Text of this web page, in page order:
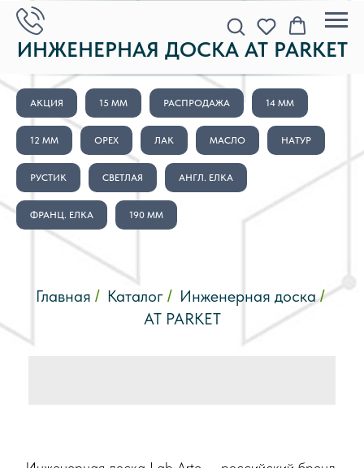
ИНЖЕНЕРНАЯ ДОСКА AT PARKET
АКЦИЯ 15 ММ РАСПРОДАЖА 14 ММ
12 ММ ОРЕХ ЛАК МАСЛО НАТУР
РУСТИК СВЕТЛАЯ АНГЛ. ЕЛКА
ФРАНЦ. ЕЛКА 190 ММ
Главная / Каталог / Инженерная доска /
AT PARKET